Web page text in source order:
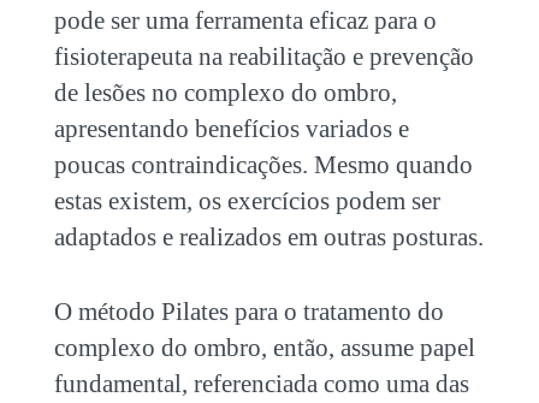
pode ser uma ferramenta eficaz para o
fisioterapeuta na reabilitação e prevenção
de lesões no complexo do ombro,
apresentando benefícios variados e
poucas contraindicações. Mesmo quando
estas existem, os exercícios podem ser
adaptados e realizados em outras posturas.
O método Pilates para o tratamento do
complexo do ombro, então, assume papel
fundamental, referenciada como uma das